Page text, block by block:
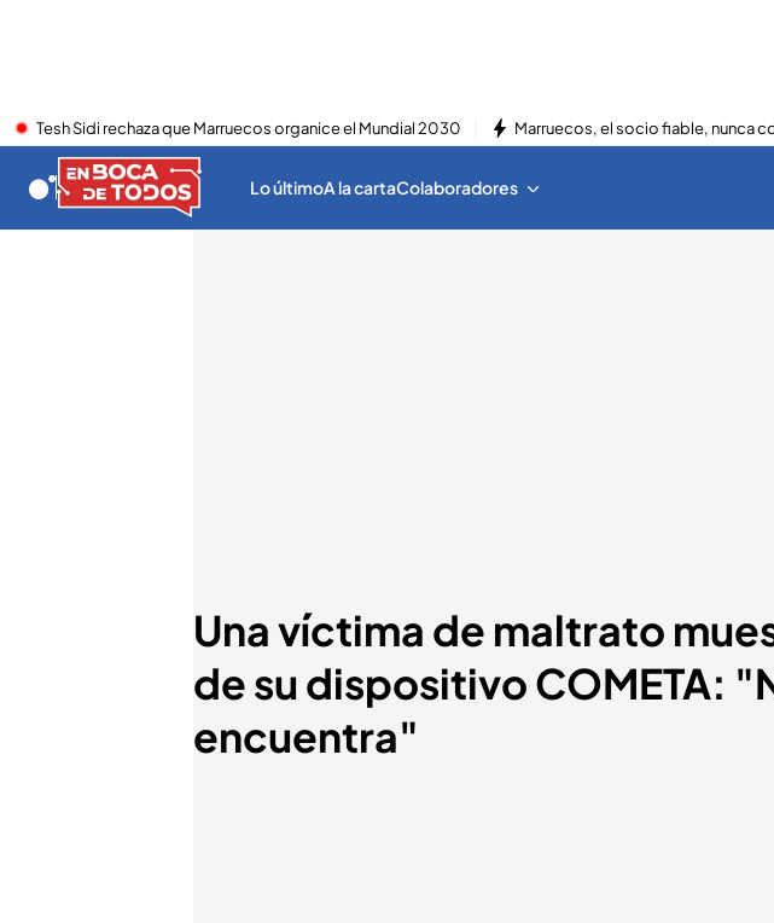
Tesh Sidi rechaza que Marruecos organice el Mundial 2030 Marruecos, el socio fiable, nunca
Lo últimoA la cartaColaboradores
Una víctima de maltrato
de su dispositivo COMETA:
encuentra"